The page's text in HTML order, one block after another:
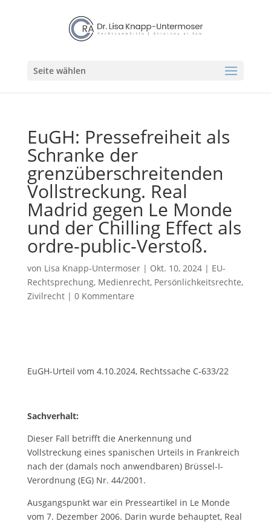
Seite wählen
EuGH: Pressefreiheit als
Schranke der
grenzüberschreitenden
Vollstreckung. Real
Madrid gegen Le Monde
und der Chilling Effect als
ordre-public-Verstoß.
von Lisa Knapp-Untermoser| Okt. 10, 2024| EU-
Rechtsprechung, Medienrecht, Persönlichkeitsrechte,
Zivilrecht| 0 Kommentare
EuGH-Urteil vom 4.10.2024, Rechtssache C‑633/22
Sachverhalt:
Dieser Fall betrifft die Anerkennung und
Vollstreckung eines spanischen Urteils in Frankreich
nach der (damals noch anwendbaren) Brüssel-I-
Verordnung (EG) Nr. 44/2001.
Ausgangspunkt war ein Presseartikel in Le Monde
vom 7. Dezember 2006. Darin wurde behauptet, Real